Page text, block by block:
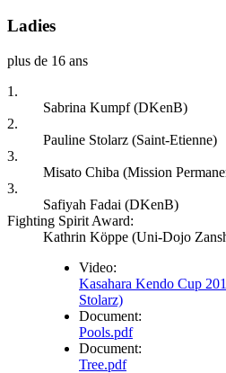
Ladies
plus de 16 ans
1.
Sabrina Kumpf (DKenB)
2.
Pauline Stolarz (Saint-Etienne)
3.
Misato Chiba (Mission
3.
Safiyah Fadai (DKenB)
Fighting Spirit Award:
Kathrin Köppe (Uni-Dojo
Video:
Kasahara Kendo Cup
Stolarz)
Document:
Pools.pdf
Document:
Tree.pdf